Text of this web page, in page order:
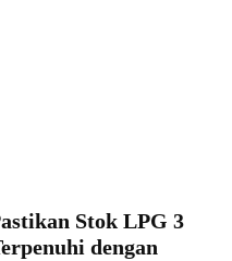
Stok LPG 3
dengan